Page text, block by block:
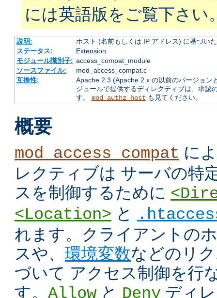
には英語版をご覧下さい
説明:
ホスト (名前もしくは IP アドレス) に基づい
ステータス:
Extension
モジュール識別子: access_compat_module
ソースファイル:
mod_access_compat.c
互換性:
Apache 2.3 (Apache 2.x の以前のバージョン
ジュールで提供するディレクティブは、承認
す。 mod_authz_host も見てください。
概要
mod_access_compat に
レクティブは サーバの特
スを制御するために
<Location> と
れます。クライアントの
スや、 環境変数などのリ
づいて アクセス制御を行
す。 Allow と Deny ディ